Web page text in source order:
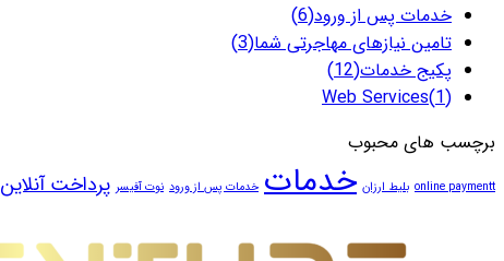
خدمات پس از ورود(6)
تامین نیازهای مهاجرتی شما(3)
پکیج خدمات(12)
Web Services(1)
برچسب های محبوب
online paymentt بلیط ارزان خدمات خدمات پس از ورود نوت آفیسر پرداخت آنلاین